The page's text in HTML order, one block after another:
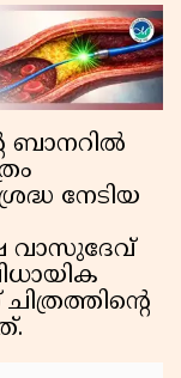
ബാനറിൽ
നേടിയ
വാസുദേവ്